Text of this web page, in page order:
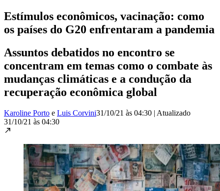
Estímulos econômicos, vacinação: como
os países do G20 enfrentaram a pandemia
Assuntos debatidos no encontro se
concentram em temas como o combate às
mudanças climáticas e a condução da
recuperação econômica global
Karoline Porto e Luis Corvini31/10/21 às 04:30 | Atualizado
31/10/21 às 04:30